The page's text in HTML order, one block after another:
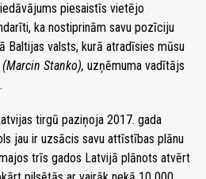
piesaistīs vietējo
ka nostiprinām savu pozīciju
Baltijas valsts, kurā atradīsies mūsu
(Marcin Stanko), uzņēmuma vadītājs
tirgū paziņoja 2017. gada
jau ir uzsācis savu attīstības plānu
trīs gados Latvijā plānots atvērt